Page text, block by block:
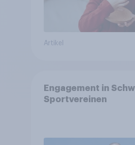
Artikel
Engagement in
Sportvereinen